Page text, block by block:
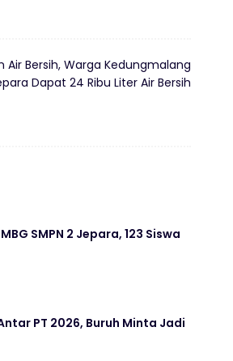
Air Bersih, Warga Kedungmalang
Dapat 24 Ribu Liter Air Bersih
SMPN 2 Jepara, 123 Siswa
PT 2026, Buruh Minta Jadi